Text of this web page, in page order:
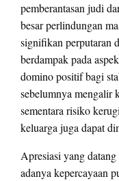
pemberantasan judi
besar perlindungan
signifikan perputaran
berdampak pada
domino positif bagi
sebelumnya mengalir
sementara risiko
keluarga juga dapat
Apresiasi yang
adanya kepercayaan